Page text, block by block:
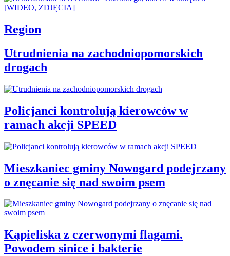
Region
Utrudnienia na zachodniopomorskich
drogach
Policjanci kontrolują kierowców w
ramach akcji SPEED
Mieszkaniec gminy Nowogard podejrzany
o znęcanie się nad swoim psem
Kąpieliska z czerwonymi flagami.
Powodem sinice i bakterie